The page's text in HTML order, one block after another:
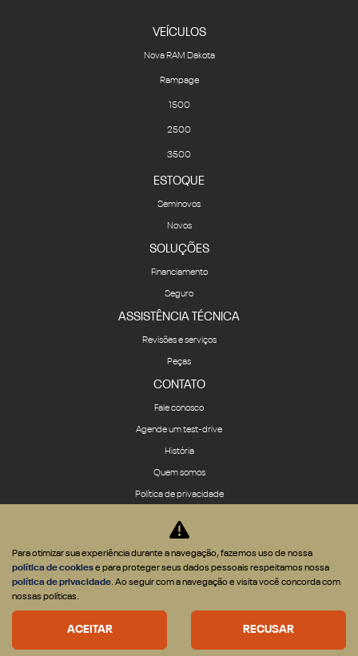
VEÍCULOS
Nova RAM Dakota
Rampage
1500
2500
3500
ESTOQUE
Seminovos
Novos
SOLUÇÕES
Financiamento
Seguro
ASSISTÊNCIA TÉCNICA
Revisões e serviços
Peças
CONTATO
Fale conosco
Agende um test-drive
História
Quem somos
Política de privacidade
Desacelere. Seu bem maior é a vida.
Para otimizar sua experiência durante a navegação, fazemos uso de nossa
política de cookiese para proteger seus dados pessoais respeitamos nossa
política de privacidade. Ao seguir com a navegação e visita você concorda com
nossas políticas.
ACEITAR RECUSAR